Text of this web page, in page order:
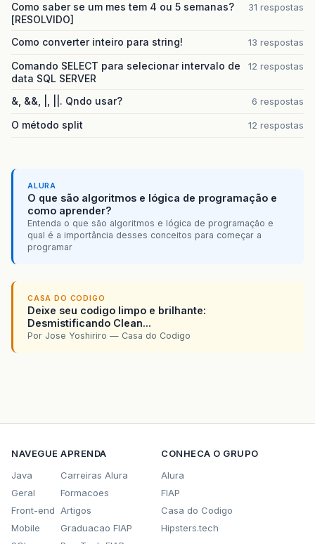
Como saber se um mes tem 4 ou 5 semanas?
[RESOLVIDO]
31 respostas
Como converter inteiro para string! 13 respostas
Comando SELECT para selecionar intervalo de
data SQL SERVER
12 respostas
&, &&, |, ||. Qndo usar? 6 respostas
O método split 12 respostas
ALURA
O que são algoritmos e lógica de programação e
como aprender?
Entenda o que são algoritmos e lógica de programação e
qual é a importância desses conceitos para começar a
programar
CASA DO CODIGO
Deixe seu codigo limpo e brilhante:
Desmistificando Clean...
Por Jose Yoshiriro — Casa do Codigo
NAVEGUE
Java
Geral
Front-end
Mobile
APRENDA
Carreiras Alura
Formacoes
Artigos
Graduacao FIAP
CONHECA O GRUPO
Alura
FIAP
Casa do Codigo
Hipsters.tech